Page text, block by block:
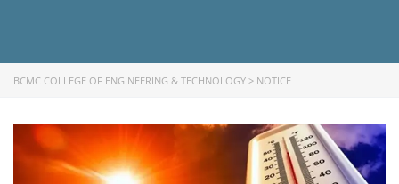
BCMC COLLEGE OF ENGINEERING & TECHNOLOGY > NOTICE
FACEBOOK PRIMARY PAGE